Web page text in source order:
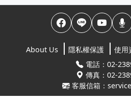
About Us 隱私權保護 使用
電話：02-
傳真：02-
客服信箱：
地址：10845台北市萬